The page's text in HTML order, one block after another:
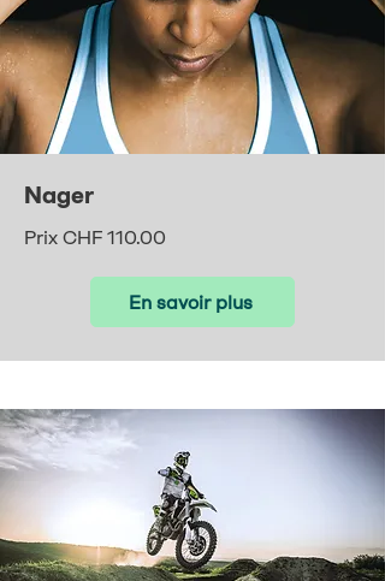
Nager
Prix CHF 110.00
En savoir plus